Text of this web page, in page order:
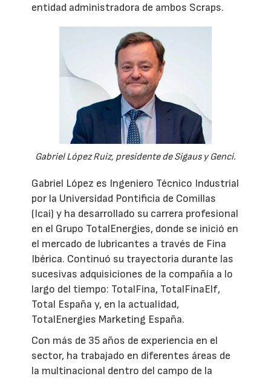
entidad administradora de ambos Scraps.
Gabriel López Ruiz, presidente de Sigaus y Genci.
Gabriel López es Ingeniero Técnico Industrial
por la Universidad Pontificia de Comillas
(Icai) y ha desarrollado su carrera profesional
en el Grupo TotalEnergies, donde se inició en
el mercado de lubricantes a través de Fina
Ibérica. Continuó su trayectoria durante las
sucesivas adquisiciones de la compañía a lo
largo del tiempo: TotalFina, TotalFinaElf,
Total España y, en la actualidad,
TotalEnergies Marketing España.
Con más de 35 años de experiencia en el
sector, ha trabajado en diferentes áreas de
la multinacional dentro del campo de la